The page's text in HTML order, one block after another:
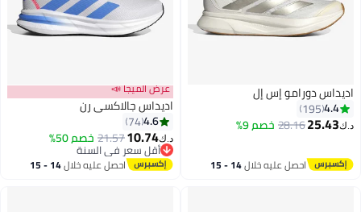
دورامو إس إل
4.4
195
25.43
28.16خصم 9%
احصل عليه خلال 14 - 15
13
عرض الميجا 📣
اديداس جالاكسي رن
4.6
74
10.74
21.57خصم 50%
أقل سعر في السنة
أقل سعر في السنة
احصل عليه خلال 14 - 15